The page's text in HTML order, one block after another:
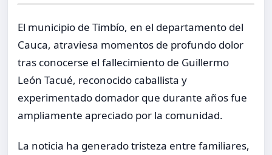
El municipio de Timbío, en el departamento del
Cauca, atraviesa momentos de profundo dolor
tras conocerse el fallecimiento de Guillermo
León Tacué, reconocido caballista y
experimentado domador que durante años fue
ampliamente apreciado por la comunidad.
La noticia ha generado tristeza entre familiares,